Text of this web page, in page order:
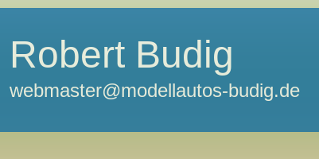
Robert Budig
webmaster@modellautos-budig.de